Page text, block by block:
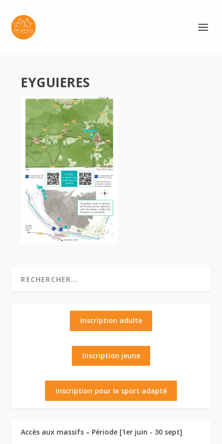
EYGUIERES
Inscription adulte
Inscription jeune
Inscription pour le sport adapté
Accès aux massifs – Période [1er juin - 30 sept]